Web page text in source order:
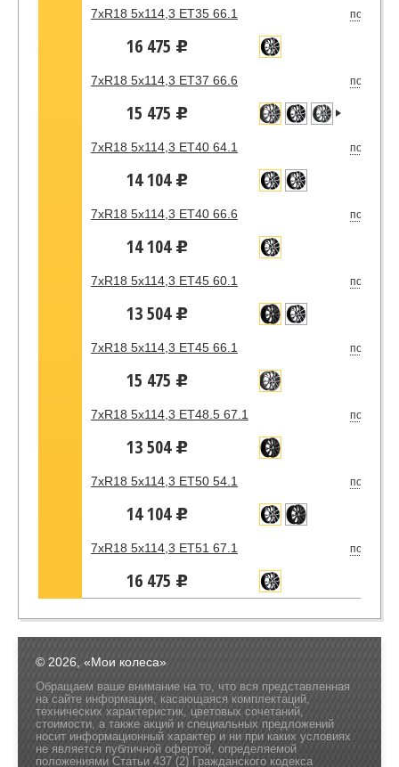
7xR18 5x114,3 ET35 66.1 под
16 475 u
7xR18 5x114,3 ET37 66.6 под
15 475 u
7xR18 5x114,3 ET40 64.1 под
14 104 u
7xR18 5x114,3 ET40 66.6 под
14 104 u
7xR18 5x114,3 ET45 60.1 под
13 504 u
7xR18 5x114,3 ET45 66.1 под
15 475 u
7xR18 5x114,3 ET48.5 67.1 под
13 504 u
7xR18 5x114,3 ET50 54.1 под
14 104 u
7xR18 5x114,3 ET51 67.1 под
16 475 u
© 2026, «Мои колеса»
Обращаем ваше внимание на то, что вся представленная
на сайте информация, касающаяся комплектаций,
технических характеристик, цветовых сочетаний,
стоимости, а также акций и специальных предложений
носит информационный характер и ни при каких условиях
не является публичной офертой, определяемой
положениями Статьи 437 (2) Гражданского кодекса